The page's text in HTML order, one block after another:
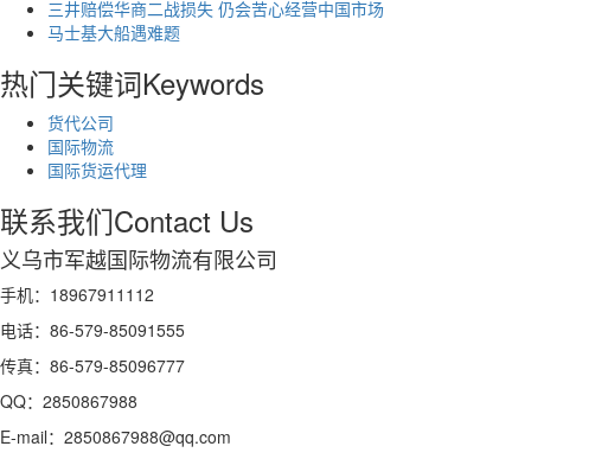
三井赔偿华商二战损失 仍会苦心经营中国市场
马士基大船遇难题
热门关键词Keywords
货代公司
国际物流
国际货运代理
联系我们Contact Us
义乌市军越国际物流有限公司
手机：18967911112
电话：86-579-85091555
传真：86-579-85096777
QQ：2850867988
E-mail：2850867988@qq.com